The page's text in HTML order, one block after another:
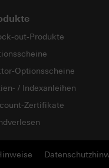
out-Produkte
Optionsscheine
/ Indexanleihen
Zertifikate